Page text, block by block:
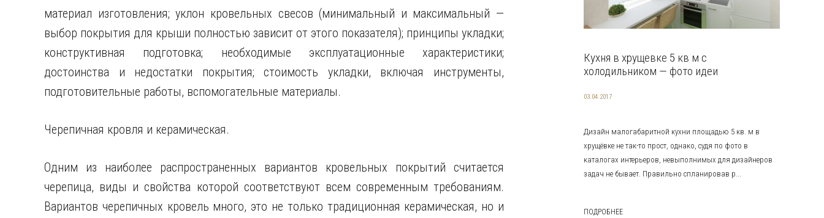
материал изготовления; уклон кровельных свесов (минимальный и максимальный —
выбор покрытия для крыши полностью зависит от этого показателя); принципы укладки;
конструктивная подготовка; необходимые эксплуатационные характеристики;
достоинства и недостатки покрытия; стоимость укладки, включая инструменты,
подготовительные работы, вспомогательные материалы.
Черепичная кровля и керамическая.
Одним из наиболее распространенных вариантов кровельных покрытий считается
черепица, виды и свойства которой соответствуют всем современным требованиям.
Вариантов черепичных кровель много, это не только традиционная керамическая, но и
Кухня в хрущевке 5 кв м с
холодильником — фото идеи
03.04.2017
Дизайн малогабаритной кухни площадью 5 кв. м в
хрущёвке не так-то прост, однако, судя по фото в
каталогах интерьеров, невыполнимых для дизайнеров
задач не бывает. Правильно спланировав р...
ПОДРОБНЕЕ